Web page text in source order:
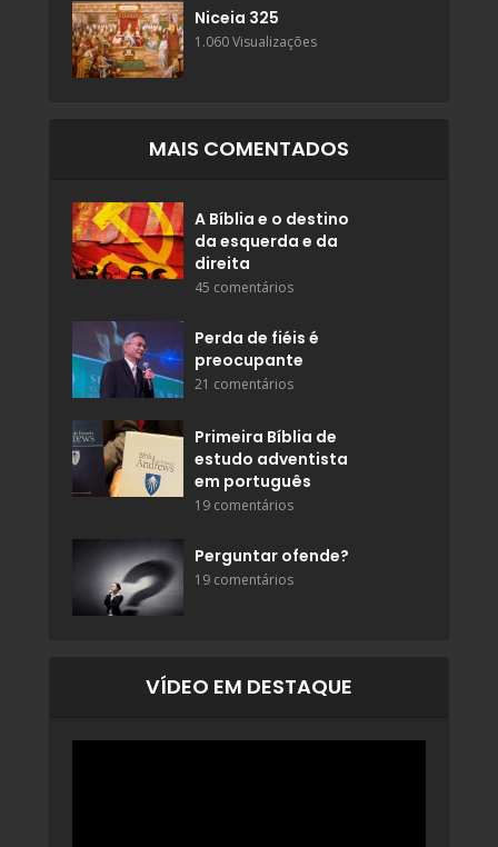
Niceia 325
1.060 Visualizações
MAIS COMENTADOS
A Bíblia e o destino
da esquerda e da
direita
45 comentários
Perda de fiéis é
preocupante
21 comentários
Primeira Bíblia de
estudo adventista
em português
19 comentários
Perguntar ofende?
19 comentários
VÍDEO EM DESTAQUE